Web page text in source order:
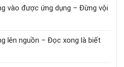
vào được ứng dụng – Đừng vội
lên nguồn – Đọc xong là biết